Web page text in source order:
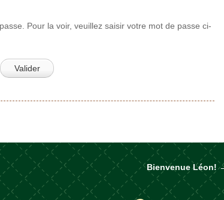
Pour la voir, veuillez saisir votre mot de passe ci-
Bienvenue Léon!